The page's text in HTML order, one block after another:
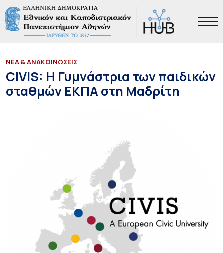
ΝΕΑ & ΑΝΑΚΟΙΝΩΣΕΙΣ
CIVIS: Η Γυμνάστρια των παιδικών
σταθμών ΕΚΠΑ στη Μαδρίτη